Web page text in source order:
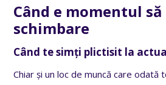
Când e momentul
schimbare
Când te simți plictisit la
Chiar și un loc de muncă care odată